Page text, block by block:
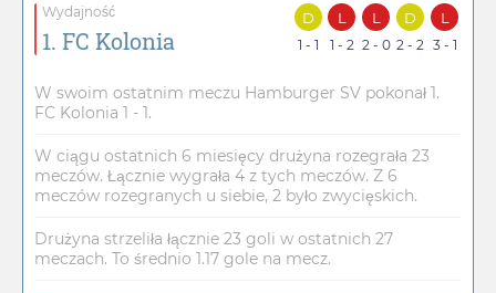
Wydajność
1. FC Kolonia
D
1 - 1
L
1 - 2
L
2 - 0
D
2 - 2
L
3 - 1
W swoim ostatnim meczu Hamburger SV pokonał 1.
FC Kolonia 1 - 1.
W ciągu ostatnich 6 miesięcy drużyna rozegrała 23
meczów. Łącznie wygrała 4 z tych meczów. Z 6
meczów rozegranych u siebie, 2 było zwycięskich.
Drużyna strzeliła łącznie 23 goli w ostatnich 27
meczach. To średnio 1.17 gole na mecz.